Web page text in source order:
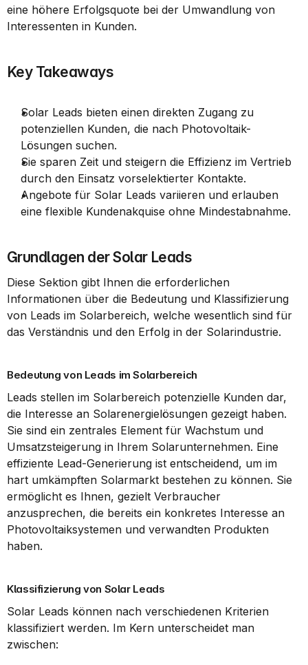
eine höhere Erfolgsquote bei der Umwandlung von
Interessenten in Kunden.
Key Takeaways
Solar Leads bieten einen direkten Zugang zu
potenziellen Kunden, die nach Photovoltaik-
Lösungen suchen.
Sie sparen Zeit und steigern die Effizienz im Vertrieb
durch den Einsatz vorselektierter Kontakte.
Angebote für Solar Leads variieren und erlauben
eine flexible Kundenakquise ohne Mindestabnahme.
Grundlagen der Solar Leads
Diese Sektion gibt Ihnen die erforderlichen
Informationen über die Bedeutung und Klassifizierung
von Leads im Solarbereich, welche wesentlich sind für
das Verständnis und den Erfolg in der Solarindustrie.
Bedeutung von Leads im Solarbereich
Leads stellen im Solarbereich potenzielle Kunden dar,
die Interesse an Solarenergielösungen gezeigt haben.
Sie sind ein zentrales Element für Wachstum und
Umsatzsteigerung in Ihrem Solarunternehmen. Eine
effiziente Lead-Generierung ist entscheidend, um im
hart umkämpften Solarmarkt bestehen zu können. Sie
ermöglicht es Ihnen, gezielt Verbraucher
anzusprechen, die bereits ein konkretes Interesse an
Photovoltaiksystemen und verwandten Produkten
haben.
Klassifizierung von Solar Leads
Solar Leads können nach verschiedenen Kriterien
klassifiziert werden. Im Kern unterscheidet man
zwischen: